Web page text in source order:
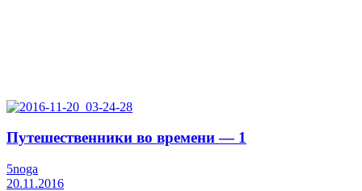
Путешественники во времени — 1
5noga
20.11.2016